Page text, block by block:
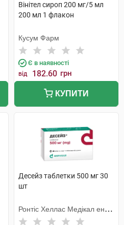
Вінітел сироп 200 мг/5 мл
200 мл 1 флакон
Кусум Фарм
Є в наявності
від 182.60 грн
КУПИТИ
Десейз таблетки 500 мг 30
шт
Ронтіс Хеллас Медікал енд
Фармасьютікал Продактс